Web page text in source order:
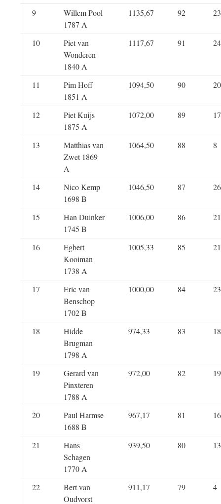
9
Willem Pool
1787 A
1135,67 92 23
10
Piet van
Wonderen
1840 A
1117,67 91 24
11
Pim Hoff
1851 A
1094,50 90 20
12
Piet Kuijs
1875 A
1072,00 89 17
13
Matthias van
Zwet 1869
A
1064,50 88 8
14
Nico Kemp
1698 B
1046,50 87 26
15
Han Duinker
1745 B
1006,00 86 21
16
Egbert
Kooiman
1738 A
1005,33 85 21
17
Eric van
Benschop
1702 B
1000,00 84 23
18
Hidde
Brugman
1798 A
974,33 83 18
19
Gerard van
Pinxteren
1788 A
972,00 82 19
20
Paul Harmse
1688 B
967,17 81 16
21
Hans
Schagen
1770 A
939,50 80 13
22
Bert van
Oudvorst
911,17 79 4